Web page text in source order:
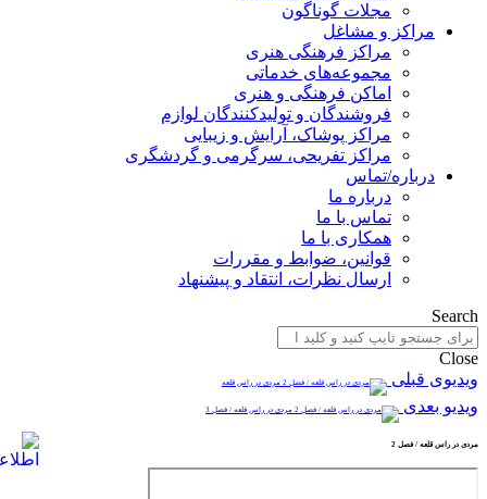
مجلات گوناگون
مراکز و مشاغل
مراکز فرهنگی هنری
مجموعه‌های خدماتی
اماکن فرهنگی و هنری
فروشندگان و تولیدکنندگان لوازم
مراکز پوشاک، آرایش و زیبایی
مراکز تفریحی، سرگرمی و گردشگری
درباره/تماس
درباره ما
تماس با ما
همکاری با ما
قوانین، ضوابط و مقررات
ارسال نظرات، انتقاد و پیشنهاد
Search
Close
ویدیوی قبلی
مردی در راس قلعه
ویدیو بعدی مردی در راس قلعه / فصل 3
مردی در راس قلعه / فصل 2